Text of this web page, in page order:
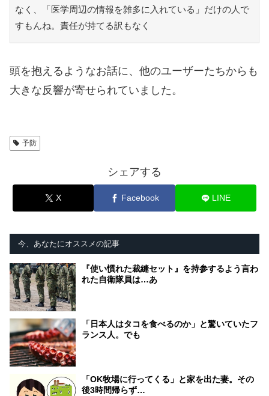
なく、「医学周辺の情報を雑多に入れている」だけの人で
すもんね。責任が持てる訳もなく
頭を抱えるようなお話に、他のユーザーたちからも
大きな反響が寄せられていました。
予防
シェアする
X Facebook LINE
今、あなたにオススメの記事
『使い慣れた裁縫セット』を持参するよう言わ
れた自衛隊員は…あ
「日本人はタコを食べるのか」と驚いていたフ
ランス人。でも
「OK牧場に行ってくる」と家を出た妻。その
後3時間帰らず…